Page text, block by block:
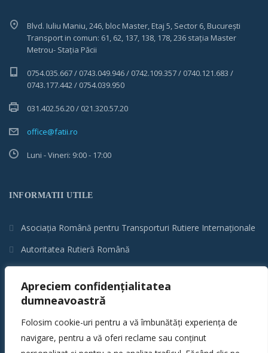
Apreciem confidențialitatea
dumneavoastră
Folosim cookie-uri pentru a vă îmbunătăți experiența de
navigare, pentru a vă oferi reclame sau conținut
Blvd. Iuliu Maniu, 246, bloc Master, Etaj 5, Sector 6, București
Transport in comun: 61, 62, 137, 138, 178, 236 stația Master
Metrou- Stația Păcii
0754.035.667 / 0743.049.946 / 0742.109.357 / 0740.121.683 /
0743.177.442 / 0754.039.950
031.402.56.20 / 021.320.57.20
office@fatii.ro
Luni - Vineri: 9:00 - 17:00
INFORMATII UTILE
Asociația Română pentru Transporturi Rutiere Internaționale
Autoritatea Rutieră Română
Ministerul Transporturilor
Compania Națională de Administrare a Infrastructurii Rutiere